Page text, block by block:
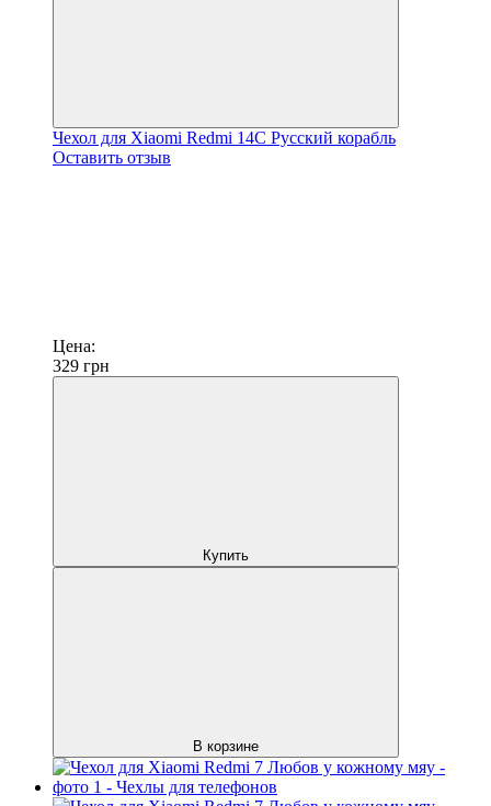
Чехол для Xiaomi Redmi 14C Русский корабль
Оставить отзыв
Цена:
329 грн
Купить
В корзине